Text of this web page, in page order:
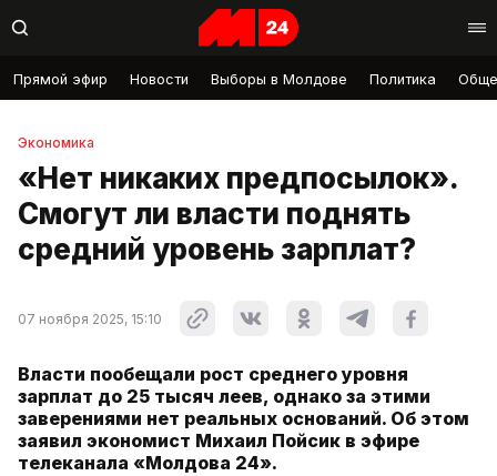
Прямой эфир Новости Выборы в Молдове Политика
Экономика
«Нет никаких предпосылок».
Смогут ли власти поднять
средний уровень зарплат?
07 ноября 2025, 15:10
Власти пообещали рост среднего уровня
зарплат до 25 тысяч леев, однако за этими
заверениями нет реальных оснований. Об этом
заявил экономист Михаил Пойсик в эфире
телеканала «Молдова 24».